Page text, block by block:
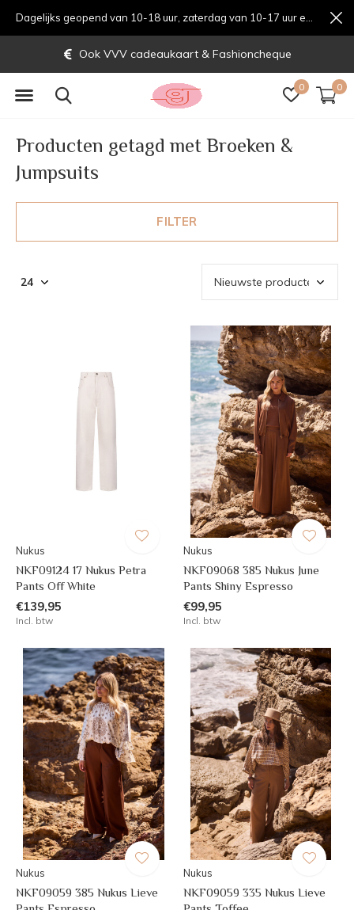
0 0
Ook VVV cadeaukaart & Fashioncheque
Producten getagd met Broeken &
Jumpsuits
FILTER
Nukus
NKF09124 17 Nukus Petra
Pants Off White
€139,95
Incl. btw
Nukus
NKF09068 385 Nukus June
Pants Shiny Espresso
€99,95
Incl. btw
Nukus
NKF09059 385 Nukus Lieve
Nukus
NKF09059 335 Nukus Lieve